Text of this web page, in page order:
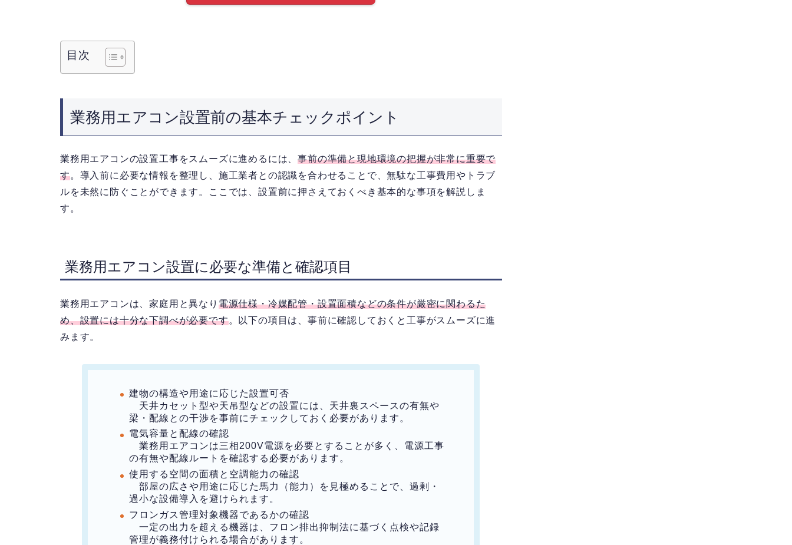
目次
業務用エアコン設置前の基本チェックポイント
業務用エアコンの設置工事をスムーズに進めるには、事前の準備と現地環境の把握が非常に重要で
す。導入前に必要な情報を整理し、施工業者との認識を合わせることで、無駄な工事費用やトラブ
ルを未然に防ぐことができます。ここでは、設置前に押さえておくべき基本的な事項を解説しま
す。
業務用エアコン設置に必要な準備と確認項目
業務用エアコンは、家庭用と異なり 電源仕様・冷媒配管・設置面積などの条件が厳密に関わるた
め、設置には十分な下調べが必要です。以下の項目は、事前に確認しておくと工事がスムーズに進
みます。
建物の構造や用途に応じた設置可否
天井カセット型や天吊型などの設置には、天井裏スペースの有無や
梁・配線との干渉を事前にチェックしておく必要があります。
電気容量と配線の確認
業務用エアコンは三相200V電源を必要とすることが多く、電源工事
の有無や配線ルートを確認する必要があります。
使用する空間の面積と空調能力の確認
部屋の広さや用途に応じた馬力（能力）を見極めることで、過剰・
過小な設備導入を避けられます。
フロンガス管理対象機器であるかの確認
一定の出力を超える機器は、フロン排出抑制法に基づく点検や記録
管理が義務付けられる場合があります。